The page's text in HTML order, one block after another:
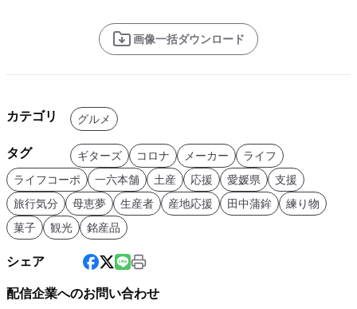
画像一括ダウンロード
カテゴリ グルメ
タグ ギターズ コロナ メーカー
ライフ
ライフコーポ
一六本舗 土産 応援 愛媛県
支援
旅行気分
母恵夢 生産者 産地応援 田中蒲鉾
練り物
菓子
観光 銘産品
シェア
配信企業へのお問い合わせ